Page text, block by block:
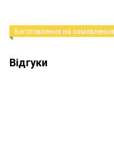
Виготовлення на замовлення
Відгуки